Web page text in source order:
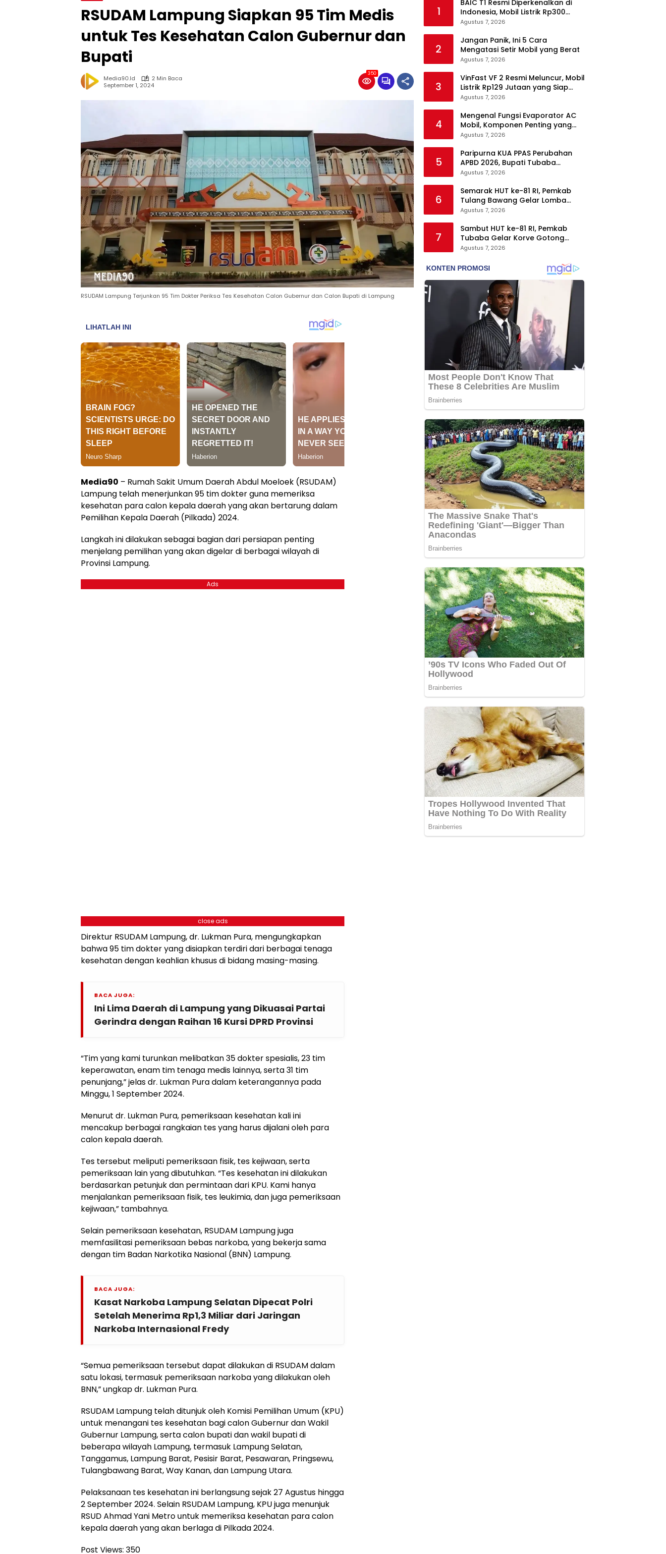
RSUDAM Lampung Siapkan 95 Tim Medis
untuk Tes Kesehatan Calon Gubernur dan
Bupati
Media90.id
2 Min Baca
September 1, 2024
350
RSUDAM Lampung Terjunkan 95 Tim Dokter Periksa Tes Kesehatan Calon Gubernur dan Calon Bupati di Lampung
Media90 – Rumah Sakit Umum Daerah Abdul Moeloek (RSUDAM)
Lampung telah menerjunkan 95 tim dokter guna memeriksa
kesehatan para calon kepala daerah yang akan bertarung dalam
Pemilihan Kepala Daerah (Pilkada) 2024.
Langkah ini dilakukan sebagai bagian dari persiapan penting
menjelang pemilihan yang akan digelar di berbagai wilayah di
Provinsi Lampung.
Ads
close ads
Direktur RSUDAM Lampung, dr. Lukman Pura, mengungkapkan
bahwa 95 tim dokter yang disiapkan terdiri dari berbagai tenaga
kesehatan dengan keahlian khusus di bidang masing-masing.
BACA JUGA:
Ini Lima Daerah di Lampung yang Dikuasai Partai
Gerindra dengan Raihan 16 Kursi DPRD Provinsi
“Tim yang kami turunkan melibatkan 35 dokter spesialis, 23 tim
keperawatan, enam tim tenaga medis lainnya, serta 31 tim
penunjang,” jelas dr. Lukman Pura dalam keterangannya pada
Minggu, 1 September 2024.
Menurut dr. Lukman Pura, pemeriksaan kesehatan kali ini
mencakup berbagai rangkaian tes yang harus dijalani oleh para
calon kepala daerah.
Tes tersebut meliputi pemeriksaan fisik, tes kejiwaan, serta
pemeriksaan lain yang dibutuhkan. “Tes kesehatan ini dilakukan
berdasarkan petunjuk dan permintaan dari KPU. Kami hanya
menjalankan pemeriksaan fisik, tes leukimia, dan juga pemeriksaan
kejiwaan,” tambahnya.
Selain pemeriksaan kesehatan, RSUDAM Lampung juga
memfasilitasi pemeriksaan bebas narkoba, yang bekerja sama
dengan tim Badan Narkotika Nasional (BNN) Lampung.
BACA JUGA:
Kasat Narkoba Lampung Selatan Dipecat Polri
Setelah Menerima Rp1,3 Miliar dari Jaringan
Narkoba Internasional Fredy
“Semua pemeriksaan tersebut dapat dilakukan di RSUDAM dalam
satu lokasi, termasuk pemeriksaan narkoba yang dilakukan oleh
BNN,” ungkap dr. Lukman Pura.
RSUDAM Lampung telah ditunjuk oleh Komisi Pemilihan Umum (KPU)
untuk menangani tes kesehatan bagi calon Gubernur dan Wakil
Gubernur Lampung, serta calon bupati dan wakil bupati di
beberapa wilayah Lampung, termasuk Lampung Selatan,
Tanggamus, Lampung Barat, Pesisir Barat, Pesawaran, Pringsewu,
Tulangbawang Barat, Way Kanan, dan Lampung Utara.
Pelaksanaan tes kesehatan ini berlangsung sejak 27 Agustus hingga
2 September 2024. Selain RSUDAM Lampung, KPU juga menunjuk
RSUD Ahmad Yani Metro untuk memeriksa kesehatan para calon
kepala daerah yang akan berlaga di Pilkada 2024.
Post Views: 350
1
BAIC T1 Resmi Diperkenalkan di
Indonesia, Mobil Listrik Rp300
Jutaan Siap Ramaikan Pasar EV
Agustus 7, 2026
2
Jangan Panik, Ini 5 Cara
Mengatasi Setir Mobil yang Berat
Agustus 7, 2026
3
VinFast VF 2 Resmi Meluncur, Mobil
Listrik Rp129 Jutaan yang Siap
Jadi Alternatif Pengganti Motor
Agustus 7, 2026
4
Mengenal Fungsi Evaporator AC
Mobil, Komponen Penting yang
Sering Terlupakan
Agustus 7, 2026
5
Paripurna KUA PPAS Perubahan
APBD 2026, Bupati Tubaba
Targetkan Pendapatan Daerah
Agustus 7, 2026
6
Semarak HUT ke-81 RI, Pemkab
Tulang Bawang Gelar Lomba
Senam Udang Manis
Agustus 7, 2026
7
Sambut HUT ke-81 RI, Pemkab
Tubaba Gelar Korve Gotong
Royong dan Bersih-Bersih
Agustus 7, 2026